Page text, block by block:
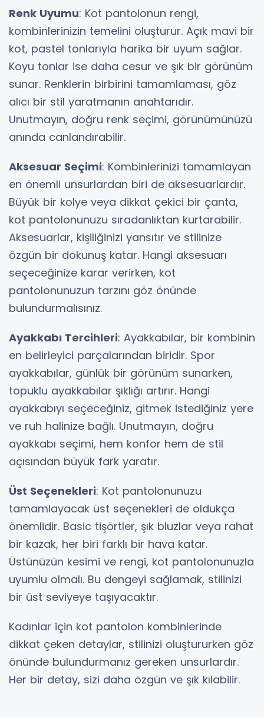
Renk Uyumu: Kot pantolonun rengi,
kombinlerinizin temelini oluşturur. Açık mavi bir
kot, pastel tonlarıyla harika bir uyum sağlar.
Koyu tonlar ise daha cesur ve şık bir görünüm
sunar. Renklerin birbirini tamamlaması, göz
alıcı bir stil yaratmanın anahtarıdır.
Unutmayın, doğru renk seçimi, görünümünüzü
anında canlandırabilir.
Aksesuar Seçimi: Kombinlerinizi tamamlayan
en önemli unsurlardan biri de aksesuarlardır.
Büyük bir kolye veya dikkat çekici bir çanta,
kot pantolonunuzu sıradanlıktan kurtarabilir.
Aksesuarlar, kişiliğinizi yansıtır ve stilinize
özgün bir dokunuş katar. Hangi aksesuarı
seçeceğinize karar verirken, kot
pantolonunuzun tarzını göz önünde
bulundurmalısınız.
Ayakkabı Tercihleri: Ayakkabılar, bir kombinin
en belirleyici parçalarından biridir. Spor
ayakkabılar, günlük bir görünüm sunarken,
topuklu ayakkabılar şıklığı artırır. Hangi
ayakkabıyı seçeceğiniz, gitmek istediğiniz yere
ve ruh halinize bağlı. Unutmayın, doğru
ayakkabı seçimi, hem konfor hem de stil
açısından büyük fark yaratır.
Üst Seçenekleri: Kot pantolonunuzu
tamamlayacak üst seçenekleri de oldukça
önemlidir. Basic tişörtler, şık bluzlar veya rahat
bir kazak, her biri farklı bir hava katar.
Üstünüzün kesimi ve rengi, kot pantolonunuzla
uyumlu olmalı. Bu dengeyi sağlamak, stilinizi
bir üst seviyeye taşıyacaktır.
Kadınlar için kot pantolon kombinlerinde
dikkat çeken detaylar, stilinizi oluştururken göz
önünde bulundurmanız gereken unsurlardır.
Her bir detay, sizi daha özgün ve şık kılabilir.